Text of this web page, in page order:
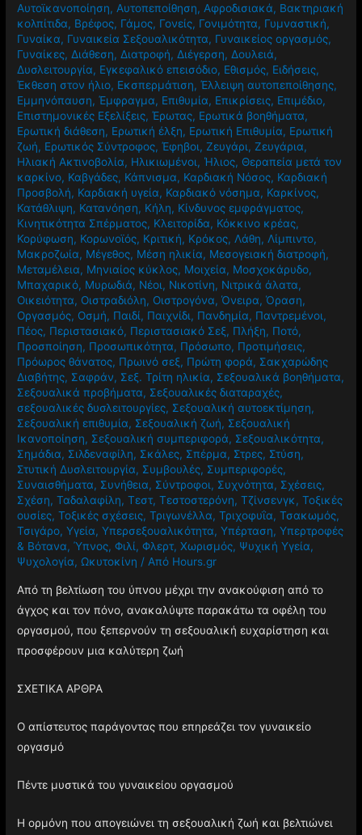
Αυτοϊκανοποίηση, Αυτοπεποίθηση, Αφροδισιακά, Βακτηριακή
κολπίτιδα, Βρέφος, Γάμος, Γονείς, Γονιμότητα, Γυμναστική,
Γυναίκα, Γυναικεία Σεξουαλικότητα, Γυναικείος οργασμός,
Γυναίκες, Διάθεση, Διατροφή, Διέγερση, Δουλειά,
Δυσλειτουργία, Εγκεφαλικό επεισόδιο, Εθισμός, Ειδήσεις,
Έκθεση στον ήλιο, Εκσπερμάτιση,Έλλειψη αυτοπεποίθησης,
Εμμηνόπαυση,Έμφραγμα, Επιθυμία, Επικρίσεις, Επιμέδιο,
Επιστημονικές Εξελίξεις,Έρωτας, Ερωτικά βοηθήματα,
Ερωτική διάθεση, Ερωτική έλξη, Ερωτική Επιθυμία, Ερωτική
ζωή, Ερωτικός Σύντροφος,Έφηβοι,Ζευγάρι,Ζευγάρια,
Ηλιακή Ακτινοβολία, Ηλικιωμένοι, Ήλιος, Θεραπεία μετά τον
καρκίνο, Καβγάδες, Κάπνισμα, Καρδιακή Νόσος, Καρδιακή
Προσβολή, Καρδιακή υγεία, Καρδιακό νόσημα, Καρκίνος,
Κατάθλιψη, Κατανόηση, Κήλη, Κίνδυνος εμφράγματος,
Κινητικότητα Σπέρματος, Κλειτορίδα, Κόκκινο κρέας,
Κορύφωση, Κορωνοϊός, Κριτική, Κρόκος, Λάθη, Λίμπιντο,
Μακροζωία, Μέγεθος, Μέση ηλικία, Μεσογειακή διατροφή,
Μεταμέλεια, Μηνιαίος κύκλος, Μοιχεία, Μοσχοκάρυδο,
Μπαχαρικό, Μυρωδιά, Νέοι, Νικοτίνη, Νιτρικά άλατα,
Οικειότητα, Οιστραδιόλη, Οιστρογόνα,Όνειρα,Όραση,
Οργασμός, Οσμή, Παιδί, Παιχνίδι, Πανδημία, Παντρεμένοι,
Πέος, Περιστασιακό, Περιστασιακό Σεξ, Πλήξη, Ποτό,
Προσποίηση, Προσωπικότητα, Πρόσωπο, Προτιμήσεις,
Πρόωρος θάνατος, Πρωινό σεξ, Πρώτη φορά, Σακχαρώδης
Διαβήτης, Σαφράν, Σεξ. Τρίτη ηλικία, Σεξουαλικά βοηθήματα,
Σεξουαλικά προβήματα, Σεξουαλικές διαταραχές,
σεξουαλικές δυσλειτουργίες, Σεξουαλική αυτοεκτίμηση,
Σεξουαλική επιθυμία, Σεξουαλική ζωή, Σεξουαλική
Ικανοποίηση, Σεξουαλική συμπεριφορά, Σεξουαλικότητα,
Σημάδια, Σιλδεναφίλη, Σκάλες, Σπέρμα, Στρες, Στύση,
Στυτική Δυσλειτουργία, Συμβουλές, Συμπεριφορές,
Συναισθήματα, Συνήθεια, Σύντροφοι, Συχνότητα, Σχέσεις,
Σχέση,Ταδαλαφίλη,Τεστ,Τεστοστερόνη,Τζίνσενγκ,Τοξικές
ουσίες,Τοξικές σχέσεις,Τριγωνέλλα,Τριχοφυΐα,Τσακωμός,
Τσιγάρο,Υγεία,Υπερσεξουαλικότητα,Υπέρταση,Υπερτροφές
& Βότανα,Ύπνος,Φιλί,Φλερτ,Χωρισμός, Ψυχική Υγεία,
Ψυχολογία, Ωκυτοκίνη / Από Hours.gr
Από τη βελτίωση του ύπνου μέχρι την ανακούφιση από το
άγχος και τον πόνο, ανακαλύψτε παρακάτω τα οφέλη του
οργασμού, που ξεπερνούν τη σεξουαλική ευχαρίστηση και
προσφέρουν μια καλύτερη ζωή
ΣΧΕΤΙΚΑ ΑΡΘΡΑ
Ο απίστευτος παράγοντας που επηρεάζει τον γυναικείο
οργασμό
Πέντε μυστικά του γυναικείου οργασμού
Η ορμόνη που απογειώνει τη σεξουαλική ζωή και βελτιώνει